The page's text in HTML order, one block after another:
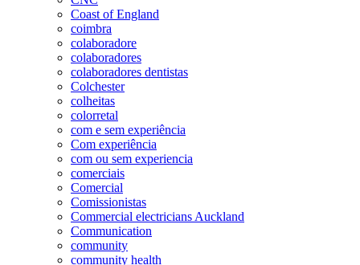
Coast of England
coimbra
colaboradore
colaboradores
colaboradores dentistas
Colchester
colheitas
colorretal
com e sem experiência
Com experiência
com ou sem experiencia
comerciais
Comercial
Comissionistas
Commercial electricians Auckland
Communication
community
community health